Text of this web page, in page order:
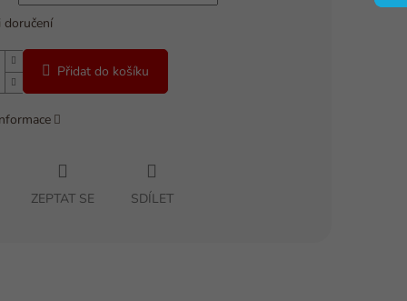
Přidat do košíku
ZEPTAT SE SDÍLET